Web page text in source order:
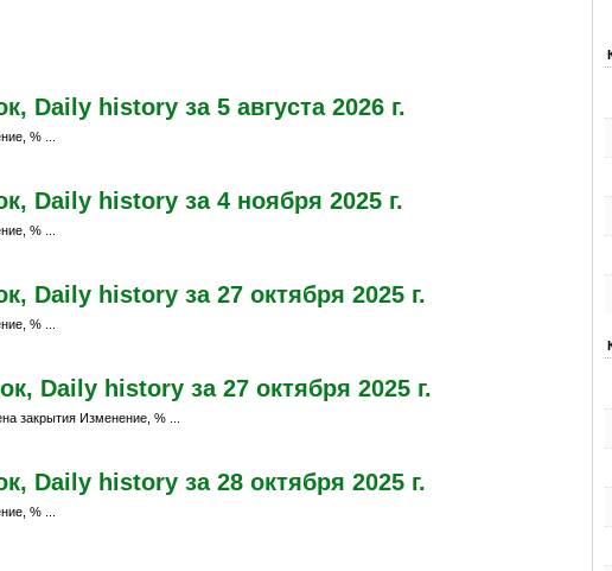
Daily history за 5 августа 2026 г.
% ...
Daily history за 4 ноября 2025 г.
% ...
Daily history за 27 октября 2025 г.
% ...
Daily history за 27 октября 2025 г.
закрытия Изменение, % ...
Daily history за 28 октября 2025 г.
% ...